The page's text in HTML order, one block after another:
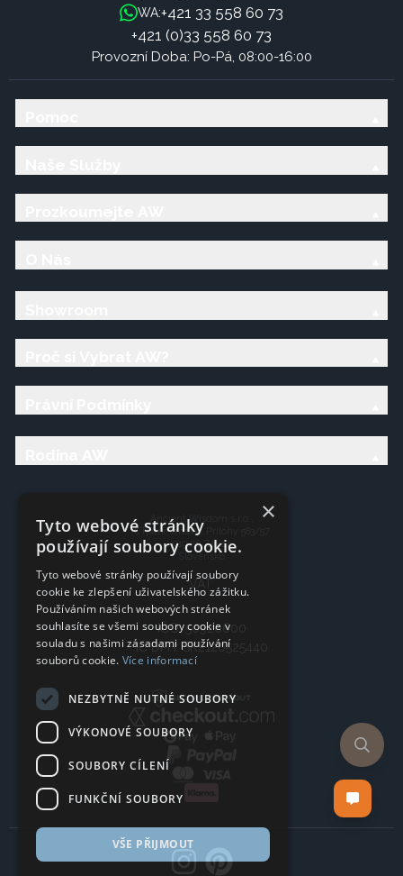
WA:+421 33 558 60 73
+421 (0)33 558 60 73
Provozní Doba: Po-Pá, 08:00-16:00
Ancient Wisdom s.r.o.,
CTpark Trnava, Prílohy 583/57
919 26 Zavar
VAT:
IČO: 50920600
IČ DPH: SK2120525440
×
Tyto webové stránky
používají soubory cookie.
Tyto webové stránky používají soubory
cookie ke zlepšení uživatelského zážitku.
Používáním našich webových stránek
souhlasíte se všemi soubory cookie v
souladu s našimi zásadami používání
souborů cookie. Více informací
NEZBYTNĚ NUTNÉ SOUBORY
VÝKONOVÉ SOUBORY
SOUBORY CÍLENÍ
FUNKČNÍ SOUBORY
VŠE PŘIJMOUT